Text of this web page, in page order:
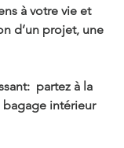
à votre vie et
d’un projet, une
partez à la
intérieur